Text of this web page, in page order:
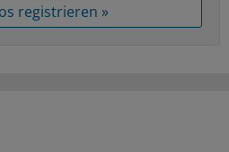
registrieren »